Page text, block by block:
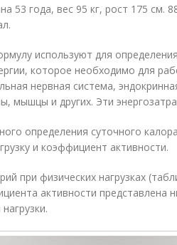
53 года, вес 95 кг, рост 175 см.
используют для
которое необходимо для
нервная система,
мышцы и других. Эти
определения суточного
и коэффициент активности.
при физических нагрузках
активности представлена